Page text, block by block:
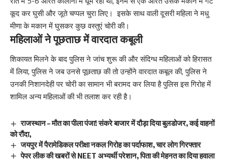
कूद कर घुसी और जूते चप्पल चुरा लिए। इसके साथ वाली दूसरी महिला ने मधु
मीणा के मकान में घुसकर कुछ वस्तुएं चोरी की।
महिलाओं ने पूछताछ में वारदात कबूली
शिकायत मिलने के बाद पुलिस ने जांच शुरू की और संदिग्ध महिलाओं को हिरासत
में लिया, पुलिस ने जब उनसे पूछताछ की तो उन्होंने वारदात कबूल की, पुलिस ने
उनकी निशानदेही पर चोरी का सामान भी बरामद कर लिया है पुलिस इस गिरोह में
शामिल अन्य महिलाओं की भी तलाश कर रही है।
राजस्थान – मौत का पीला पंजा! संकरे बाजार में दौड़ा दिया बुलडोजर, कई वाहनों
को रौंदा,
जयपुर में पैरामेडिकल परीक्षा नकल गिरोह का पर्दाफाश, चार लोग गिरफ्तार
पेपर लीक की खबरों से NEET अभ्यर्थी परेशान, पिता की मेहनत का दिया हवाला